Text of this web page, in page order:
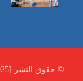
© حقوق النشر [2025]. كل الحقوق محفوظة.